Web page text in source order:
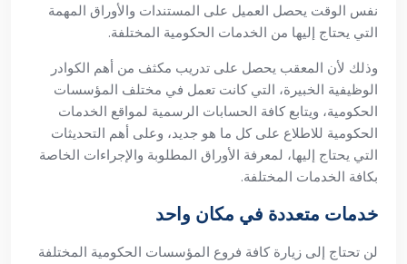
نفس الوقت يحصل العميل على المستندات والأوراق المهمة
التي يحتاج إليها من الخدمات الحكومية المختلفة.
وذلك لأن المعقب يحصل على تدريب مكثف من أهم الكوادر
الوظيفية الخبيرة، التي كانت تعمل في مختلف المؤسسات
الحكومية، ويتابع كافة الحسابات الرسمية لمواقع الخدمات
الحكومية للاطلاع على كل ما هو جديد، وعلى أهم التحديثات
التي يحتاج إليها، لمعرفة الأوراق المطلوبة والإجراءات الخاصة
بكافة الخدمات المختلفة.
خدمات متعددة في مكان واحد
لن تحتاج إلى زيارة كافة فروع المؤسسات الحكومية المختلفة